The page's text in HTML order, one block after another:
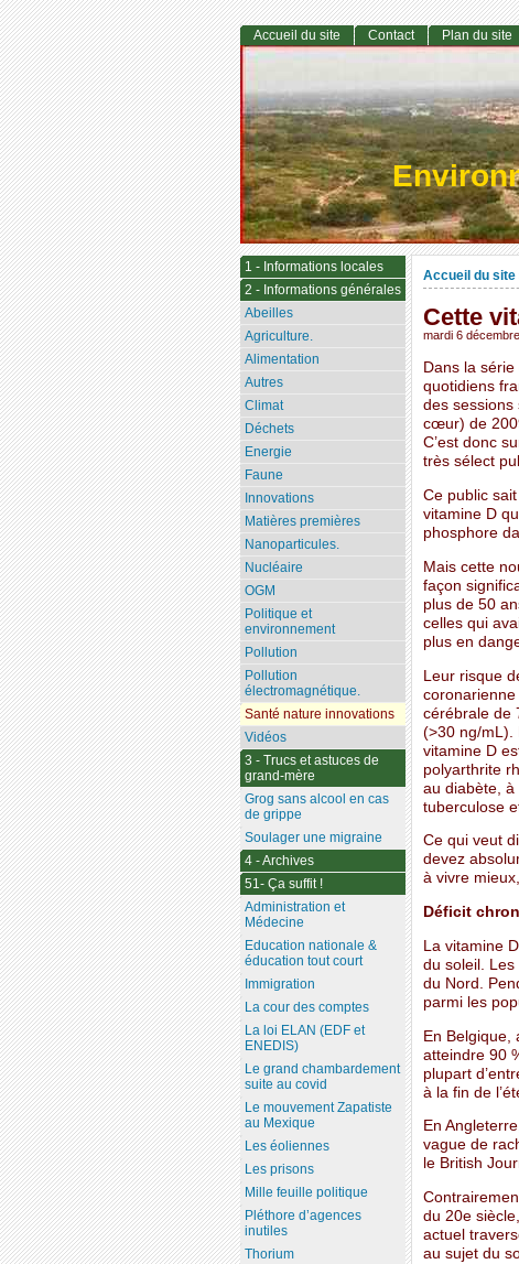
Accueil du site
Cette
mardi 6 décembre
Dans la
quotidiens
des sessions
cœur) de
C’est donc
très sélect
Ce public
vitamine D
phosphore
Mais cette
façon
plus de 50
celles qui
plus en
Leur risque
coronarienne
cérébrale de
(>30 ng/mL).
vitamine D
polyarthrite
au diabète, à
tuberculose
Ce qui veut
devez
à vivre
Déficit
La vitamine
du soleil.
du Nord.
parmi les
En Belgique,
atteindre 90
plupart
à la fin de
En
vague de
le British
du 20e
actuel
au sujet du
Accueil du site Contact Plan du site
1 - Informations locales
2 - Informations générales
Abeilles
Agriculture.
Alimentation
Autres
Climat
Déchets
Energie
Faune
Innovations
Matières premières
Nanoparticules.
Nucléaire
OGM
Politique et
environnement
Pollution
Pollution
électromagnétique.
Santé nature innovations
Vidéos
3 - Trucs et astuces de
grand-mère
Grog sans alcool en cas
de grippe
Soulager une migraine
4 - Archives
51- Ça suffit !
Administration et
Médecine
Education nationale &
éducation tout court
Immigration
La cour des comptes
La loi ELAN (EDF et
ENEDIS)
Le grand chambardement
suite au covid
Le mouvement Zapatiste
au Mexique
Les éoliennes
Les prisons
Mille feuille politique
Pléthore d’agences
inutiles
Thorium